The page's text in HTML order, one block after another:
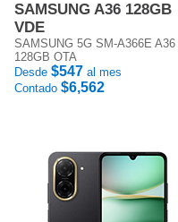
SAMSUNG A36 128GB
VDE
SAMSUNG 5G SM-A366E A36
128GB OTA
Desde $547 al mes
Contado $6,562